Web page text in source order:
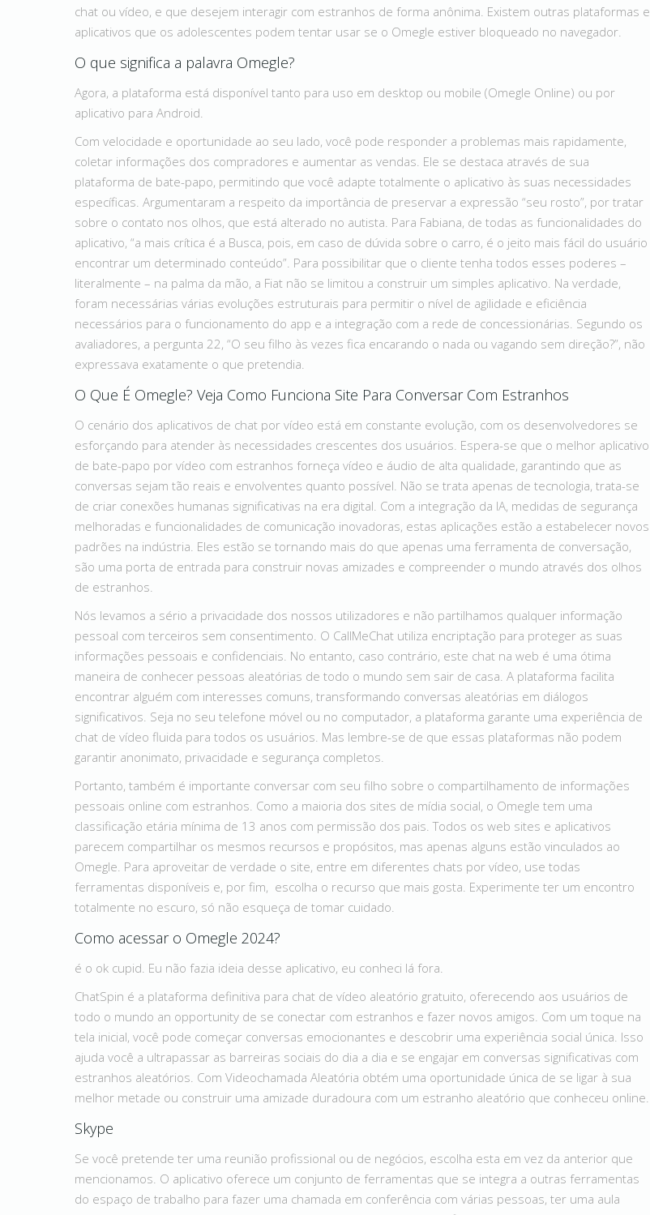
chat ou vídeo, e que desejem interagir com estranhos de forma anônima. Existem outras plataformas e
aplicativos que os adolescentes podem tentar usar se o Omegle estiver bloqueado no navegador.
O que significa a palavra Omegle?
Agora, a plataforma está disponível tanto para uso em desktop ou mobile (Omegle Online) ou por
aplicativo para Android.
Com velocidade e oportunidade ao seu lado, você pode responder a problemas mais rapidamente,
coletar informações dos compradores e aumentar as vendas. Ele se destaca através de sua
plataforma de bate-papo, permitindo que você adapte totalmente o aplicativo às suas necessidades
específicas. Argumentaram a respeito da importância de preservar a expressão “seu rosto”, por tratar
sobre o contato nos olhos, que está alterado no autista. Para Fabiana, de todas as funcionalidades do
aplicativo, “a mais crítica é a Busca, pois, em caso de dúvida sobre o carro, é o jeito mais fácil do usuário
encontrar um determinado conteúdo”. Para possibilitar que o cliente tenha todos esses poderes –
literalmente – na palma da mão, a Fiat não se limitou a construir um simples aplicativo. Na verdade,
foram necessárias várias evoluções estruturais para permitir o nível de agilidade e eficiência
necessários para o funcionamento do app e a integração com a rede de concessionárias. Segundo os
avaliadores, a pergunta 22, “O seu filho às vezes fica encarando o nada ou vagando sem direção?”, não
expressava exatamente o que pretendia.
O Que É Omegle? Veja Como Funciona Site Para Conversar Com Estranhos
O cenário dos aplicativos de chat por vídeo está em constante evolução, com os desenvolvedores se
esforçando para atender às necessidades crescentes dos usuários. Espera-se que o melhor aplicativo
de bate-papo por vídeo com estranhos forneça vídeo e áudio de alta qualidade, garantindo que as
conversas sejam tão reais e envolventes quanto possível. Não se trata apenas de tecnologia, trata-se
de criar conexões humanas significativas na era digital. Com a integração da IA, medidas de segurança
melhoradas e funcionalidades de comunicação inovadoras, estas aplicações estão a estabelecer novos
padrões na indústria. Eles estão se tornando mais do que apenas uma ferramenta de conversação,
são uma porta de entrada para construir novas amizades e compreender o mundo através dos olhos
de estranhos.
Nós levamos a sério a privacidade dos nossos utilizadores e não partilhamos qualquer informação
pessoal com terceiros sem consentimento. O CallMeChat utiliza encriptação para proteger as suas
informações pessoais e confidenciais. No entanto, caso contrário, este chat na web é uma ótima
maneira de conhecer pessoas aleatórias de todo o mundo sem sair de casa. A plataforma facilita
encontrar alguém com interesses comuns, transformando conversas aleatórias em diálogos
significativos. Seja no seu telefone móvel ou no computador, a plataforma garante uma experiência de
chat de vídeo fluida para todos os usuários. Mas lembre-se de que essas plataformas não podem
garantir anonimato, privacidade e segurança completos.
Portanto, também é importante conversar com seu filho sobre o compartilhamento de informações
pessoais online com estranhos. Como a maioria dos sites de mídia social, o Omegle tem uma
classificação etária mínima de 13 anos com permissão dos pais. Todos os web sites e aplicativos
parecem compartilhar os mesmos recursos e propósitos, mas apenas alguns estão vinculados ao
Omegle. Para aproveitar de verdade o site, entre em diferentes chats por vídeo, use todas
ferramentas disponíveis e, por fim, escolha o recurso que mais gosta. Experimente ter um encontro
totalmente no escuro, só não esqueça de tomar cuidado.
Como acessar o Omegle 2024?
é o ok cupid. Eu não fazia ideia desse aplicativo, eu conheci lá fora.
ChatSpin é a plataforma definitiva para chat de vídeo aleatório gratuito, oferecendo aos usuários de
todo o mundo an opportunity de se conectar com estranhos e fazer novos amigos. Com um toque na
tela inicial, você pode começar conversas emocionantes e descobrir uma experiência social única. Isso
ajuda você a ultrapassar as barreiras sociais do dia a dia e se engajar em conversas significativas com
estranhos aleatórios. Com Videochamada Aleatória obtém uma oportunidade única de se ligar à sua
melhor metade ou construir uma amizade duradoura com um estranho aleatório que conheceu online.
Skype
Se você pretende ter uma reunião profissional ou de negócios, escolha esta em vez da anterior que
mencionamos. O aplicativo oferece um conjunto de ferramentas que se integra a outras ferramentas
do espaço de trabalho para fazer uma chamada em conferência com várias pessoas, ter uma aula